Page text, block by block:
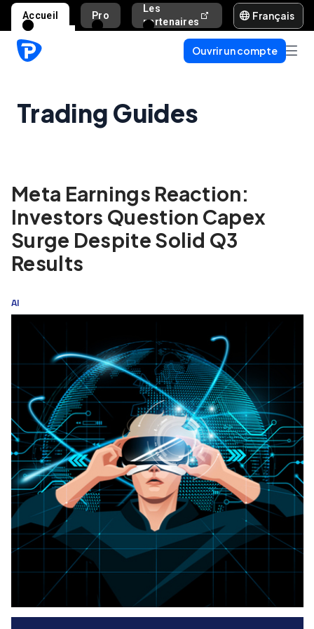
Accueil Pro
Les
partenaires
Aide et
Français
Ouvrir un compte
Trading Guides
Meta Earnings Reaction:
Investors Question Capex
Surge Despite Solid Q3
Results
AI